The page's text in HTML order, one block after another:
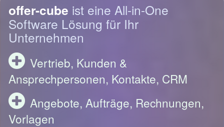
offer-cube ist eine All-in-One
Software Lösung für Ihr
Unternehmen
Vertrieb, Kunden &
Ansprechpersonen, Kontakte, CRM
Angebote, Aufträge, Rechnungen,
Vorlagen